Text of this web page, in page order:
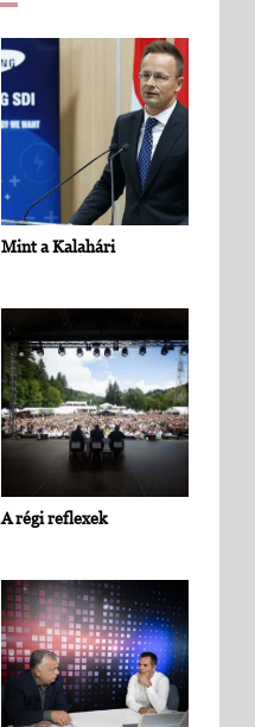
Mint a Kalahári
A régi reflexek